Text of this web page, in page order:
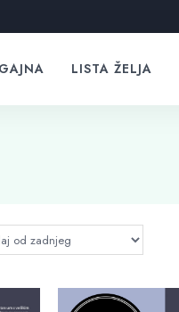
LISTA ŽELJA